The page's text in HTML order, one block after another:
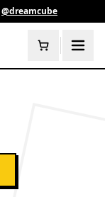
@dreamcube